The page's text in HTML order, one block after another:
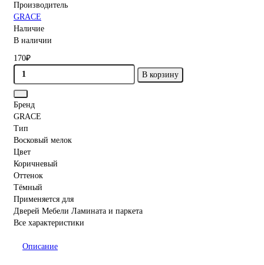
Производитель
GRACE
Наличие
В наличии
170₽
В корзину
Бренд
GRACE
Тип
Восковый мелок
Цвет
Коричневый
Оттенок
Тёмный
Применяется для
Дверей Мебели Ламината и паркета
Все характеристики
Описание